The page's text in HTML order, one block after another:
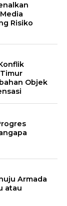
Risiko
Objek
Armada
atau